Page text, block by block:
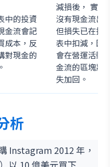
中的投資
金流會記
成本，反
對現金的
減損後， 實際
沒有現金流出
但損失已在損
表中扣減，因
會在營運活動
金流的區塊將
失加回。
析
Instagram 2012 年，